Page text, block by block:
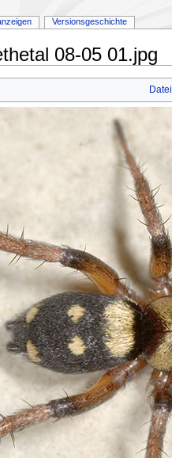
08-05 01.jpg
Datei
Versionsgeschichte